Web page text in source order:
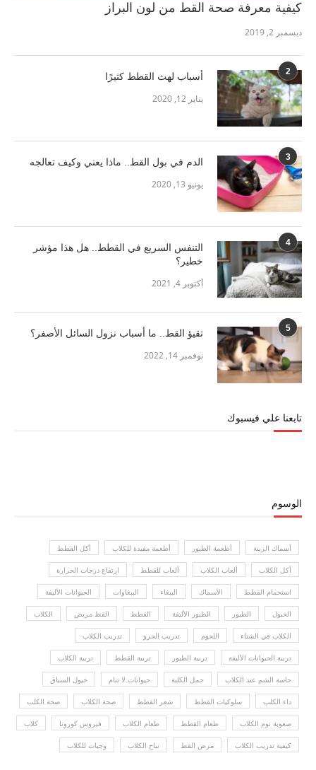
كيفية معرفة صحة القط من لون البراز
ديسمبر 2, 2019
2 أسباب لهث القطط كثيرًا
يناير 12, 2020
3 الدم في بول القط.. ماذا يعني وكيف تعالجه
يونيو 13, 2020
4
التنفس السريع في القطط.. هل هذا مؤشر
خطير؟
أكتوبر 4, 2021
5 تقيؤ القط.. ما أسباب نزول السائل الأصفر؟
نوفمبر 14, 2022
تابعنا علي فيسبوك
الوسوم
أسماك الزينة أطعمة الطيور أطعمة مفيدة للكلاب أكل القطط
أكل الكلاب ألعاب الكلاب ألعاب للقطط ارتفاع درجات الحرارة
استحمام القطط الأسماك الببغاء الببغاوات الحيوانات الأليفة
الخيول الطيور الطيور الأليفة القطط القط مريض الكلاب
الكلاب في الشتاء اللحوم تدريب الجرو تدريب الكلاب
تربية الحيوانات الأليفة تربية الطيور تربية القطط تربية الكلاب
حاسة الشم عند الكلاب حمل الكلبة حيوانات لا تنام خيول السباق
داء الكلب سلوكيات القطط شعر القطط صحة الكلاب صحة الكلب
صعوبة نوم الكلاب طعام القطط طعام الكلاب فيروس كورونا كلاب
كيفية تدريب الكلاب مرض القط نباح الكلاب وجبات للكلاب